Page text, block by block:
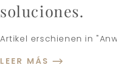
soluciones.
Artikel erschienen in
LEER MÁS